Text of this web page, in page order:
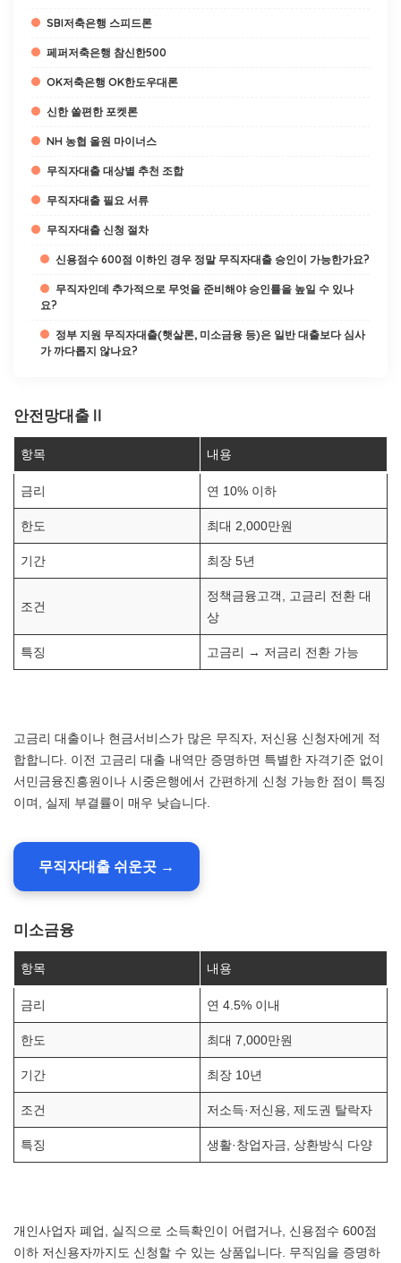
SBI저축은행 스피드론
페퍼저축은행 참신한500
OK저축은행 OK한도우대론
신한 쏠편한 포켓론
NH 농협 올원 마이너스
무직자대출 대상별 추천 조합
무직자대출 필요 서류
무직자대출 신청 절차
신용점수 600점 이하인 경우 정말 무직자대출 승인이 가능한가요?
무직자인데 추가적으로 무엇을 준비해야 승인률을 높일 수 있나
요?
정부 지원 무직자대출(햇살론, 미소금융 등)은 일반 대출보다 심사
가 까다롭지 않나요?
안전망대출Ⅱ
항목 내용
금리 연 10% 이하
한도 최대 2,000만원
기간 최장 5년
조건
정책금융고객, 고금리 전환 대
상
특징 고금리 → 저금리 전환 가능
고금리 대출이나 현금서비스가 많은 무직자, 저신용 신청자에게 적
합합니다. 이전 고금리 대출 내역만 증명하면 특별한 자격기준 없이
서민금융진흥원이나 시중은행에서 간편하게 신청 가능한 점이 특징
이며, 실제 부결률이 매우 낮습니다.
무직자대출 쉬운곳 →
미소금융
항목 내용
금리 연 4.5% 이내
한도 최대 7,000만원
기간 최장 10년
조건 저소득·저신용, 제도권 탈락자
특징 생활·창업자금, 상환방식 다양
개인사업자 폐업, 실직으로 소득확인이 어렵거나, 신용점수 600점
이하 저신용자까지도 신청할 수 있는 상품입니다. 무직임을 증명하